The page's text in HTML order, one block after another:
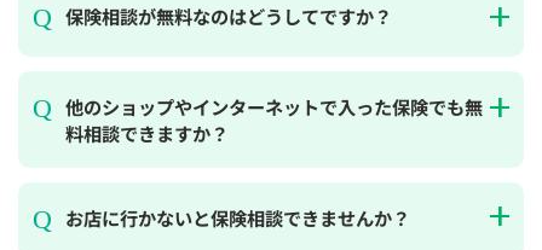
保険相談が無料なのはどうしてですか？
他のショップやインターネットで入った保険でも無
料相談できますか？
お店に行かないと保険相談できませんか？